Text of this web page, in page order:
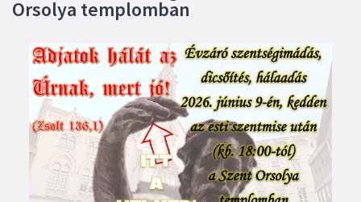
Orsolya templomban